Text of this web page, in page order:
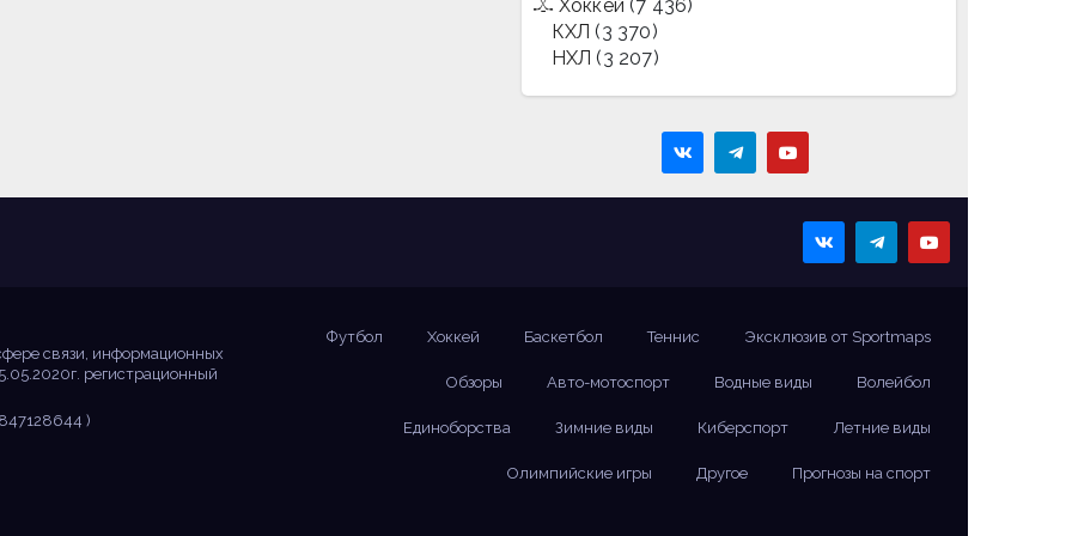
Хоккей (7 436)
КХЛ (3 370)
НХЛ (3 207)
связи, информационных
регистрационный
)
Футбол Хоккей Баскетбол Теннис Эксклюзив от Sportmaps
Обзоры Авто-мотоспорт Водные виды Волейбол
Единоборства Зимние виды Киберспорт Летние виды
Олимпийские игры Другое Прогнозы на спорт